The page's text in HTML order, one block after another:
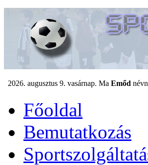
Főoldal
Bemutatkozás